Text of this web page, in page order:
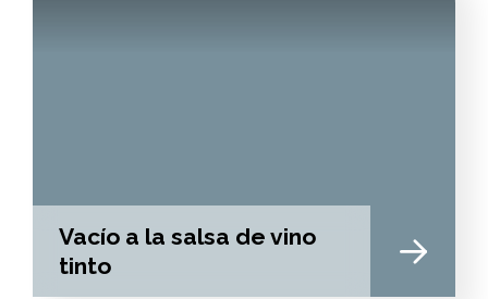
Vacío a la salsa de vino
tinto